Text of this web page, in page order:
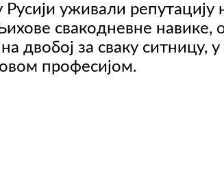
уживали репутацију
свакодневне навике,
двобој за сваку ситницу,
професијом.